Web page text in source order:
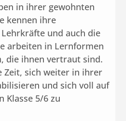
in ihrer gewohnten
kennen ihre
und auch die
arbeiten in Lernformen
die ihnen vertraut sind.
Zeit, sich weiter in ihrer
und sich voll auf
Klasse 5/6 zu